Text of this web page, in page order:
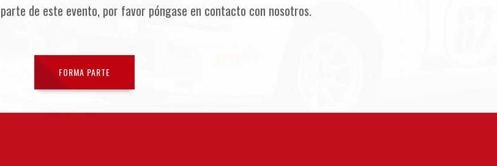
de este evento, por favor póngase en contacto con nosotros.
FORMA PARTE